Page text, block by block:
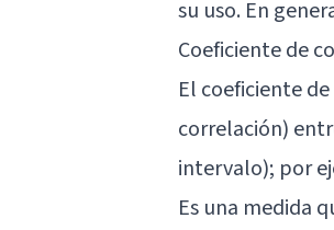
su uso. En
Coeficiente de
El coeficiente
correlación)
intervalo); por
Es una medida